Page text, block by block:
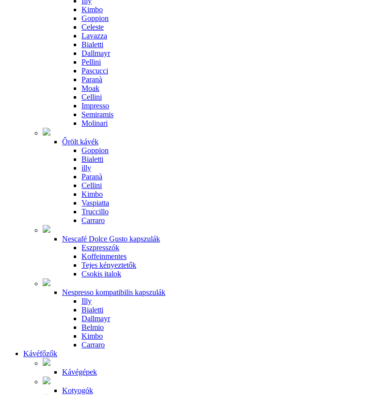
Kimbo
Goppion
Celeste
Lavazza
Bialetti
Dallmayr
Pellini
Pascucci
Paranà
Moak
Cellini
Impresso
Semiramis
Molinari
Őrölt kávék
Goppion
Bialetti
illy
Paranà
Cellini
Kimbo
Vaspiatta
Truccillo
Carraro
Nescafé Dolce Gusto kapszulák
Eszpresszók
Koffeinmentes
Tejes kényeztetők
Csokis italok
Nespresso kompatibilis kapszulák
Illy
Bialetti
Dallmayr
Belmio
Kimbo
Carraro
Kávéfőzők
Kávégépek
Kotyogók